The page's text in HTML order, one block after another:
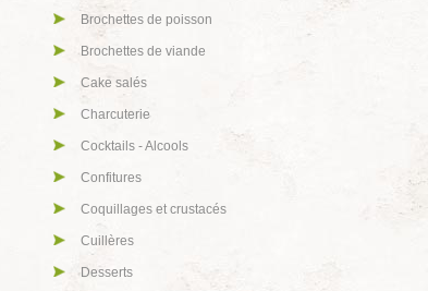
Brochettes de poisson
Brochettes de viande
Cake salés
Charcuterie
Cocktails - Alcools
Confitures
Coquillages et crustacés
Cuillères
Desserts